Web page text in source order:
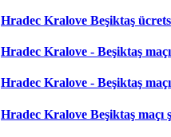
Hradec Kralove Beşiktaş
Hradec Kralove - Beşiktaş
Hradec Kralove - Beşiktaş
Hradec Kralove Beşiktaş